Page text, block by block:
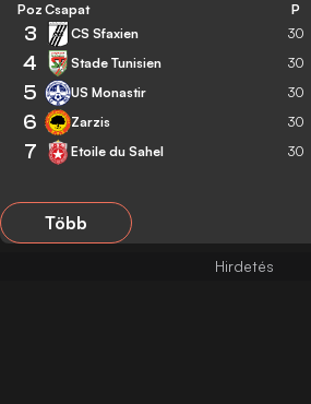
Poz Csapat P
3 CS Sfaxien 30
4 Stade Tunisien 30
5 US Monastir 30
6 Zarzis 30
7 Etoile du Sahel 30
Több